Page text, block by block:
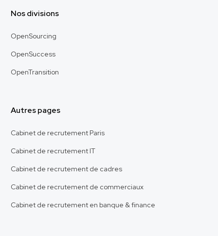
Nos divisions
OpenSourcing
OpenSuccess
OpenTransition
Autres pages
Cabinet de recrutement Paris
Cabinet de recrutement IT
Cabinet de recrutement de cadres
Cabinet de recrutement de commerciaux
Cabinet de recrutement en banque & finance